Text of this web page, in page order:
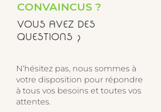
CONVAINCUS ?
VOUS AVEZ DES
QUESTIONS ?
N‘hésitez pas, nous sommes à
votre disposition pour répondre
à tous vos besoins et toutes vos
attentes.